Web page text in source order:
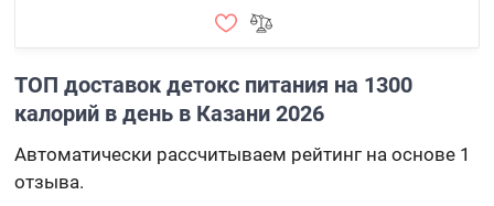
ТОП доставок детокс питания на 1300
калорий в день в Казани 2026
Автоматически рассчитываем рейтинг на основе 1
отзыва.